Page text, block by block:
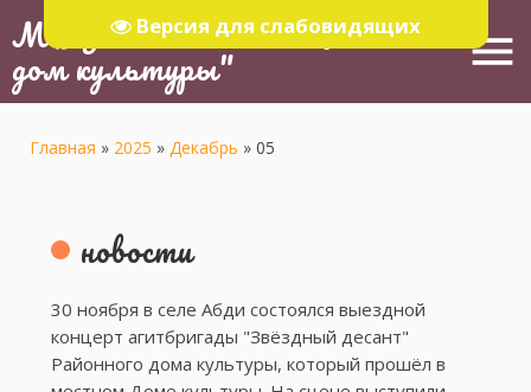
Версия для слабовидящих
МБУ "Тюлячинский Районный
дом культуры" menu
Главная » 2025 » Декабрь » 05
новости
30 ноября в селе Абди состоялся выездной
концерт агитбригады "Звёздный десант"
Районного дома культуры, который прошёл в